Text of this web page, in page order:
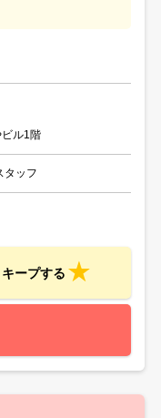
ル1階
タッフ
キープする